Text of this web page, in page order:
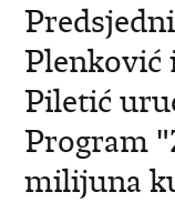
Piletić
Program
milijuna